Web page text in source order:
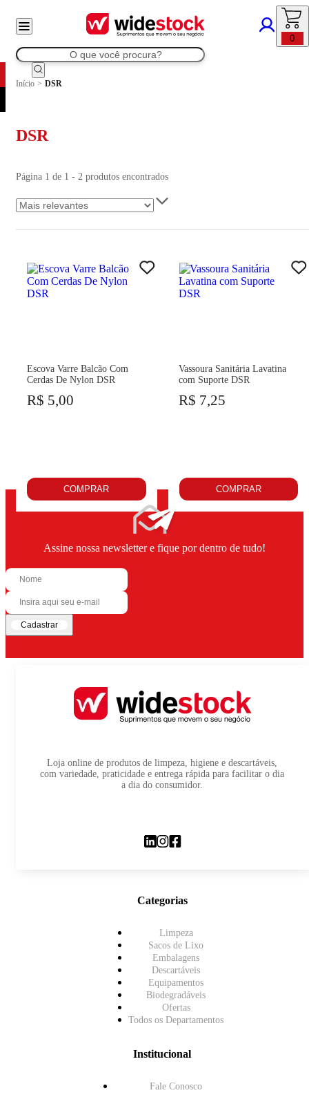
0
Início > DSR
DSR
Página 1 de 1 - 2 produtos encontrados
Escova Varre Balcão Com
Cerdas De Nylon DSR
R$ 5,00
COMPRAR
Vassoura Sanitária Lavatina
com Suporte DSR
R$ 7,25
COMPRAR
Assine nossa newsletter e fique por dentro de tudo!
Cadastrar
Loja online de produtos de limpeza, higiene e descartáveis,
com variedade, praticidade e entrega rápida para facilitar o dia
a dia do consumidor.
Categorias
Limpeza
Sacos de Lixo
Embalagens
Descartáveis
Equipamentos
Biodegradáveis
Ofertas
Todos os Departamentos
Institucional
Fale Conosco